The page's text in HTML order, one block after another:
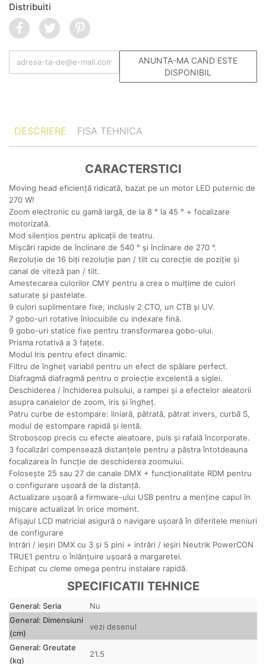
Distribuiti
ANUNTA-MA CAND ESTE
DISPONIBIL
DESCRIERE FISA TEHNICA
CARACTERSTICI
Moving head eficiență ridicată, bazat pe un motor LED puternic de
270 W!
Zoom electronic cu gamă largă, de la 8 ° la 45 ° + focalizare
motorizată.
Mod silențios pentru aplicații de teatru.
Mișcări rapide de înclinare de 540 ° și înclinare de 270 °.
Rezoluție de 16 biți rezoluție pan / tilt cu corecție de poziție și
canal de viteză pan / tilt.
Amestecarea culorilor CMY pentru a crea o mulțime de culori
saturate și pastelate.
9 culori suplimentare fixe, inclusiv 2 CTO, un CTB și UV.
7 gobo-uri rotative înlocuibile cu indexare fină.
9 gobo-uri statice fixe pentru transformarea gobo-ului.
Prisma rotativă a 3 fațete.
Modul Iris pentru efect dinamic.
Filtru de îngheț variabil pentru un efect de spălare perfect.
Diafragmă diafragmă pentru o proiecție excelentă a siglei.
Deschiderea / închiderea pulsului, a rampei și a efectelor aleatorii
asupra canalelor de zoom, iris și îngheț.
Patru curbe de estompare: liniară, pătrată, pătrat invers, curbă S,
modul de estompare rapidă și lentă.
Stroboscop precis cu efecte aleatoare, puls și rafală încorporate.
3 focalizări compensează distanțele pentru a păstra întotdeauna
focalizarea în funcție de deschiderea zoomului.
Folosește 25 sau 27 de canale DMX + funcționalitate RDM pentru
o configurare ușoară de la distanță.
Actualizare ușoară a firmware-ului USB pentru a menține capul în
mișcare actualizat în orice moment.
Afișajul LCD matricial asigură o navigare ușoară în diferitele meniuri
de configurare
Intrări / ieșiri DMX cu 3 și 5 pini + intrări / ieșiri Neutrik PowerCON
TRUE1 pentru o înlănțuire ușoară a margaretei.
Echipat cu cleme omega pentru instalare rapidă.
SPECIFICATII TEHNICE
General: Seria
Nu
General: Dimensiuni
(cm)
vezi desenul
General: Greutate
(kg)
21.5